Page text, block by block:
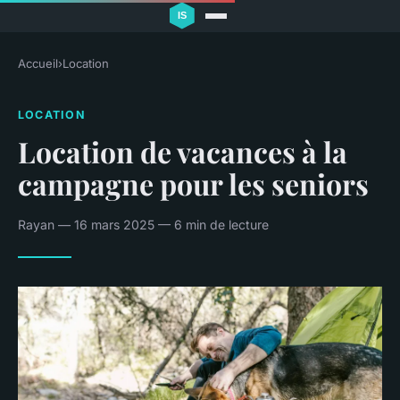
Accueil›Location
LOCATION
Location de vacances à la
campagne pour les seniors
Rayan — 16 mars 2025 — 6 min de lecture